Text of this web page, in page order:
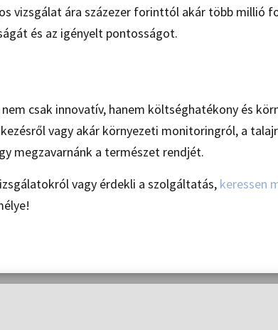
vizsgálat ára százezer forinttól akár több millió
és az igényelt pontosságot.
csak innovatív, hanem költséghatékony és
vagy akár környezeti monitoringról, a
megzavarnánk a természet rendjét.
vagy érdekli a szolgáltatás, keressen